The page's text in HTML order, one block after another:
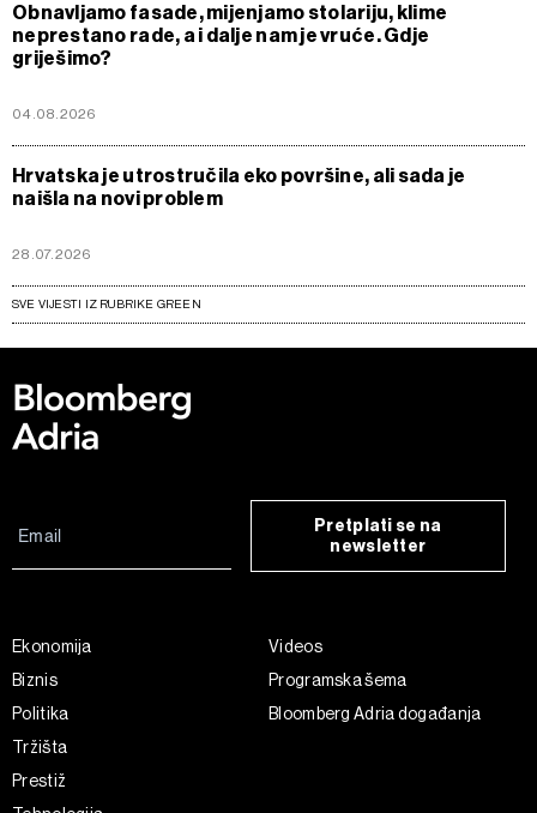
Obnavljamo fasade, mijenjamo stolariju, klime
neprestano rade, a i dalje nam je vruće. Gdje
griješimo?
04.08.2026
Hrvatska je utrostručila eko površine, ali sada je
naišla na novi problem
28.07.2026
SVE VIJESTI IZ RUBRIKE GREEN
Pretplati se na
newsletter
Ekonomija
Biznis
Politika
Tržišta
Prestiž
Videos
Programska šema
Bloomberg Adria događanja